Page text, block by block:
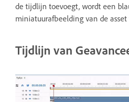
de tijdlijn toevoegt, wordt een
miniatuurafbeelding van de asset
Tijdlijn van